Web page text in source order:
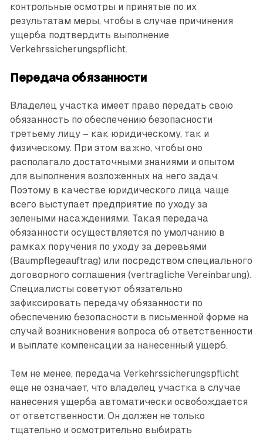
контрольные осмотры и принятые по их
результатам меры, чтобы в случае причинения
ущерба подтвердить выполнение
Verkehrssicherungspflicht.
Передача обязанности
Владелец участка имеет право передать свою
обязанность по обеспечению безопасности
третьему лицу – как юридическому, так и
физическому. При этом важно, чтобы оно
располагало достаточными знаниями и опытом
для выполнения возложенных на него задач.
Поэтому в качестве юридического лица чаще
всего выступает предприятие по уходу за
зелеными насаждениями. Такая передача
обязанности осуществляется по умолчанию в
рамках поручения по уходу за деревьями
(Baumpflegeauftrag) или посредством специального
договорного соглашения (vertragliche Vereinbarung).
Специалисты советуют обязательно
зафиксировать передачу обязанности по
обеспечению безопасности в письменной форме на
случай возникновения вопроса об ответственности
и выплате компенсации за нанесенный ущерб.
Тем не менее, передача Verkehrssicherungspflicht
еще не означает, что владелец участка в случае
нанесения ущерба автоматически освобождается
от ответственности. Он должен не только
тщательно и осмот­рительно выбирать